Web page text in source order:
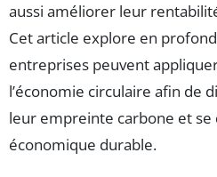
aussi améliorer leur
Cet article explore en
entreprises peuvent
l’économie circulaire afin de
leur empreinte carbone et
économique durable.